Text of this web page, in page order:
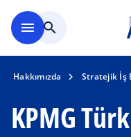
menu search
Hakkımızda Stratejik İş
KPMG